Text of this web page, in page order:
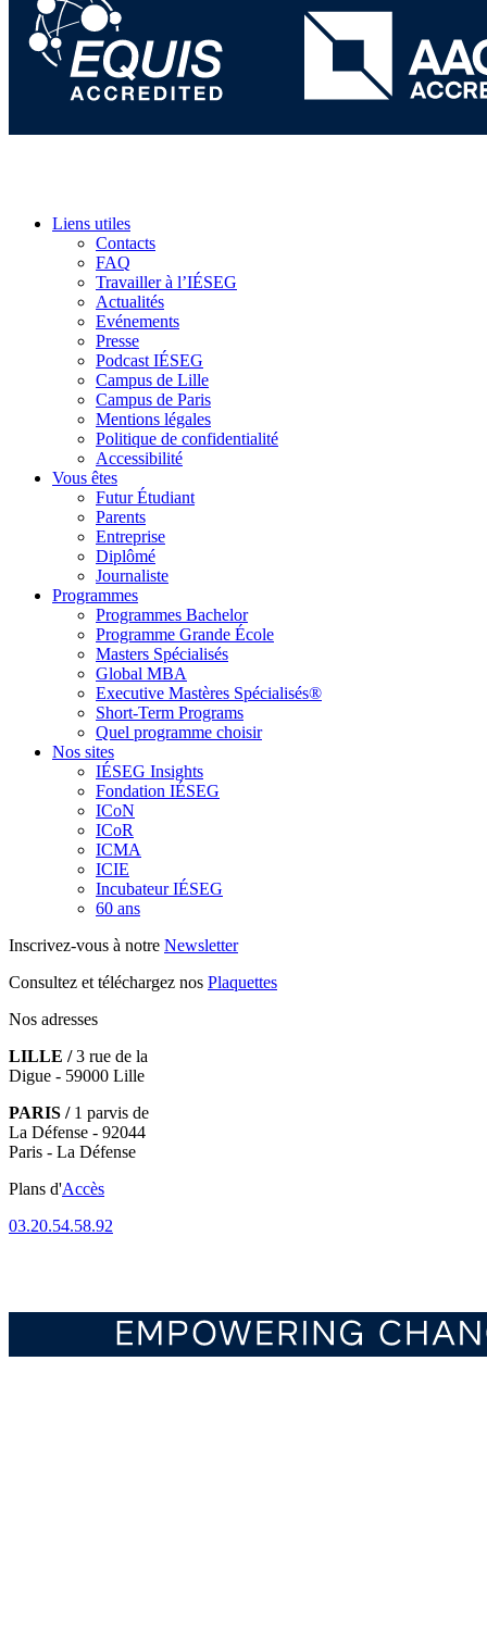
Liens utiles
Contacts
FAQ
Travailler à l’IÉSEG
Actualités
Evénements
Presse
Podcast IÉSEG
Campus de Lille
Campus de Paris
Mentions légales
Politique de confidentialité
Accessibilité
Vous êtes
Futur Étudiant
Parents
Entreprise
Diplômé
Journaliste
Programmes
Programmes Bachelor
Programme Grande École
Masters Spécialisés
Global MBA
Executive Mastères Spécialisés®
Short-Term Programs
Quel programme choisir
Nos sites
IÉSEG Insights
Fondation IÉSEG
ICoN
ICoR
ICMA
ICIE
Incubateur IÉSEG
60 ans
Inscrivez-vous à notre Newsletter
Consultez et téléchargez nos Plaquettes
Nos adresses
LILLE /3 rue de la
Digue - 59000 Lille
PARIS /1 parvis de
La Défense - 92044
Paris - La Défense
Plans d'Accès
03.20.54.58.92